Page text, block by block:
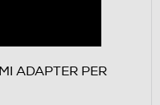
ADAPTER PER